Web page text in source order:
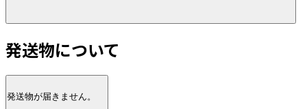
発送物について
発送物が届きません。